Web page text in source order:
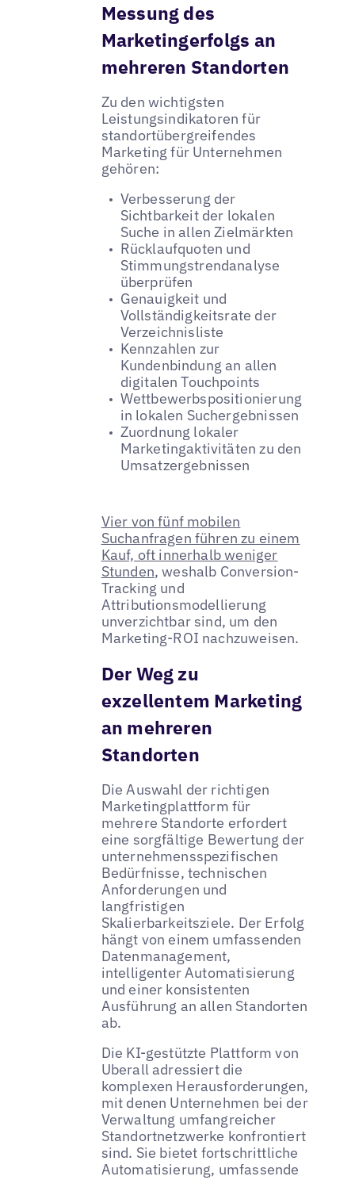
Messung des
Marketingerfolgs an
mehreren Standorten
Zu den wichtigsten
Leistungsindikatoren für
standortübergreifendes
Marketing für Unternehmen
gehören:
Verbesserung der
Sichtbarkeit der lokalen
Suche in allen Zielmärkten
Rücklaufquoten und
Stimmungstrendanalyse
überprüfen
Genauigkeit und
Vollständigkeitsrate der
Verzeichnisliste
Kennzahlen zur
Kundenbindung an allen
digitalen Touchpoints
Wettbewerbspositionierung
in lokalen Suchergebnissen
Zuordnung lokaler
Marketingaktivitäten zu den
Umsatzergebnissen
Vier von fünf mobilen
Suchanfragen führen zu einem
Kauf, oft innerhalb weniger
Stunden, weshalb Conversion-
Tracking und
Attributionsmodellierung
unverzichtbar sind, um den
Marketing-ROI nachzuweisen.
Der Weg zu
exzellentem Marketing
an mehreren
Standorten
Die Auswahl der richtigen
Marketingplattform für
mehrere Standorte erfordert
eine sorgfältige Bewertung der
unternehmensspezifischen
Bedürfnisse, technischen
Anforderungen und
langfristigen
Skalierbarkeitsziele. Der Erfolg
hängt von einem umfassenden
Datenmanagement,
intelligenter Automatisierung
und einer konsistenten
Ausführung an allen Standorten
ab.
Die KI-gestützte Plattform von
Uberall adressiert die
komplexen Herausforderungen,
mit denen Unternehmen bei der
Verwaltung umfangreicher
Standortnetzwerke konfrontiert
sind. Sie bietet fortschrittliche
Automatisierung, umfassende